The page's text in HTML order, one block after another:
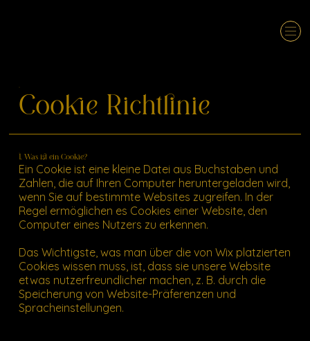
Cookie Richtlinie
1. Was ist ein Cookie?
Ein Cookie ist eine kleine Datei aus Buchstaben und
Zahlen, die auf Ihren Computer heruntergeladen wird,
wenn Sie auf bestimmte Websites zugreifen. In der
Regel ermöglichen es Cookies einer Website, den
Computer eines Nutzers zu erkennen.
Das Wichtigste, was man über die von Wix platzierten
Cookies wissen muss, ist, dass sie unsere Website
etwas nutzerfreundlicher machen, z. B. durch die
Speicherung von Website-Präferenzen und
Spracheinstellungen.